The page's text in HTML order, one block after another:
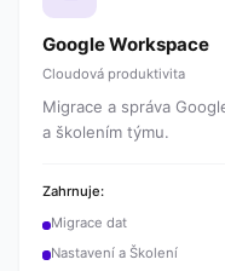
Google Workspace
Cloudová produktivita
Migrace a správa
a školením týmu.
Zahrnuje:
Migrace dat
Nastavení a Školení